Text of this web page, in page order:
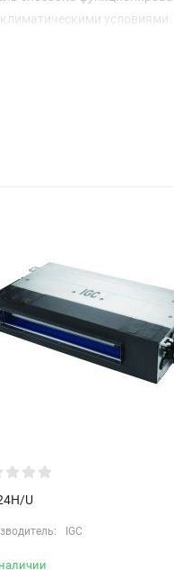
установке.
помещений,
U
IGC